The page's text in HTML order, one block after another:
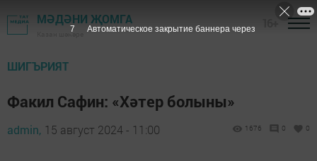
МӘДӘНИ ҖОМГА
Казан шәһәре
ШИГЪРИЯТ
Факил Сафин: «Хәтер болыны»
admin, 15 август 2024 - 11:00 1676 0 0
6 Автоматическое закрытие баннера через